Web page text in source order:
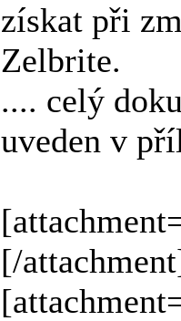
získat při
Zelbrite.
.... celý
uveden v
[/